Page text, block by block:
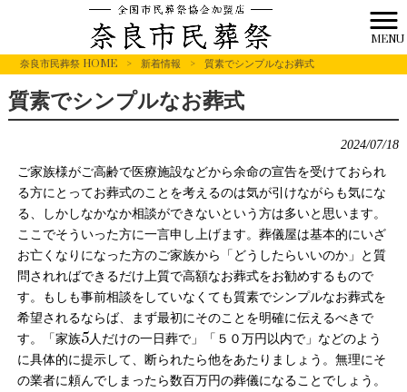
MENU
奈良市民葬祭 HOME
> 新着情報 > 質素でシンプルなお葬式
質素でシンプルなお葬式
2024/07/18
ご家族様がご高齢で医療施設などから余命の宣告を受けておられ
る方にとってお葬式のことを考えるのは気が引けながらも気にな
る、しかしなかなか相談ができないという方は多いと思います。
ここでそういった方に一言申し上げます。葬儀屋は基本的にいざ
お亡くなりになった方のご家族から「どうしたらいいのか」と質
問されればできるだけ上質で高額なお葬式をお勧めするもので
す。もしも事前相談をしていなくても質素でシンプルなお葬式を
希望されるならば、まず最初にそのことを明確に伝えるべきで
す。「家族5人だけの一日葬で」「５０万円以内で」などのよう
に具体的に提示して、断られたら他をあたりましょう。無理にそ
の業者に頼んでしまったら数百万円の葬儀になることでしょう。